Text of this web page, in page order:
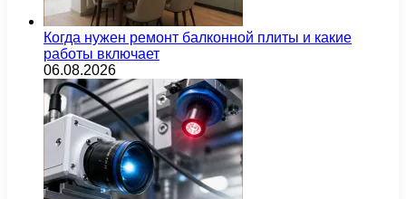
Когда нужен ремонт балконной плиты и какие
работы включает
06.08.2026